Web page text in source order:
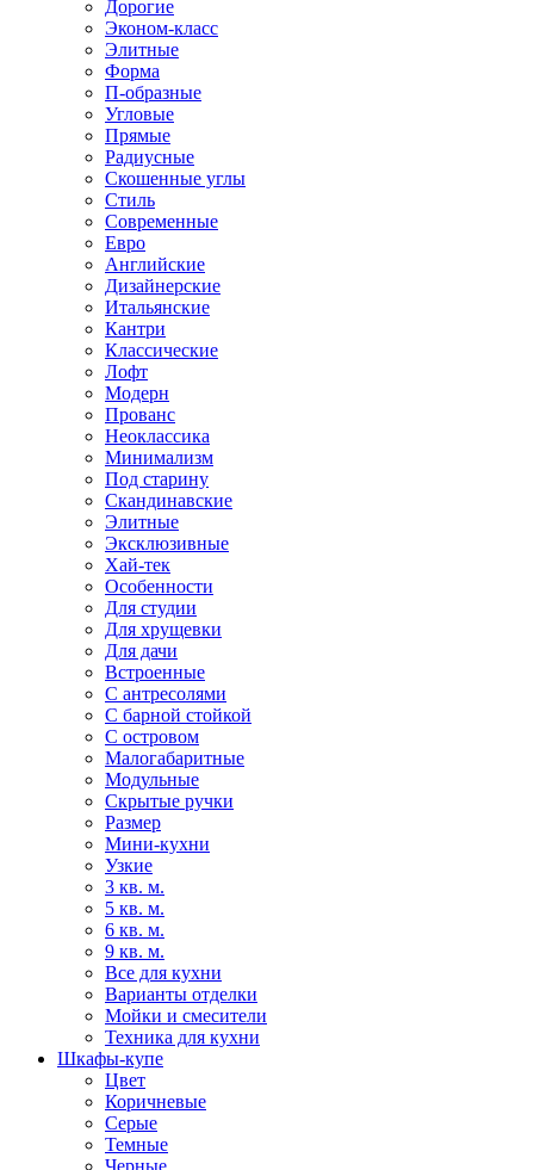
Дорогие
Эконом-класс
Элитные
Форма
П-образные
Угловые
Прямые
Радиусные
Скошенные углы
Стиль
Современные
Евро
Английские
Дизайнерские
Итальянские
Кантри
Классические
Лофт
Модерн
Прованс
Неоклассика
Минимализм
Под старину
Скандинавские
Элитные
Эксклюзивные
Хай-тек
Особенности
Для студии
Для хрущевки
Для дачи
Встроенные
С антресолями
С барной стойкой
С островом
Малогабаритные
Модульные
Скрытые ручки
Размер
Мини-кухни
Узкие
3 кв. м.
5 кв. м.
6 кв. м.
9 кв. м.
Все для кухни
Варианты отделки
Мойки и смесители
Техника для кухни
Шкафы-купе
Цвет
Коричневые
Серые
Темные
Черные